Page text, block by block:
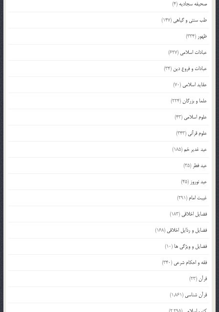
صحیفه سجادیه (4)
طب سنتی و گیاهی (147)
ظهور (334)
عبادات اسلامی (627)
عبادات و فروع دین (34)
عقاید اسلامی (70)
علما و بزرگان(224)
علوم اسلامی (43)
علوم قرآنی (343)
عید غدیر خم(185)
عید فطر (35)
عید نوروز (45)
غیبت امام (291)
فضایل اخلاقی (183)
فضایل و رذایل اخلاقی (168)
فضایل و ویژگی ها (10)
فقه و احکام شرعی (340)
قرآن(23)
قرآن شناسی (1,861)